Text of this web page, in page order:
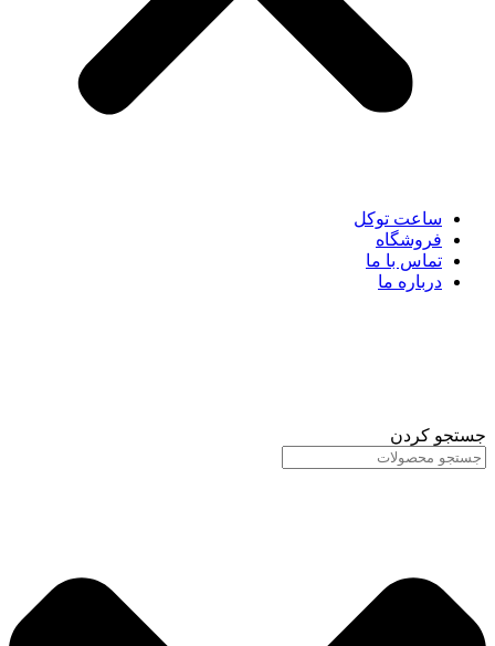
ساعت توکل
فروشگاه
تماس با ما
درباره ما
جستجو کردن